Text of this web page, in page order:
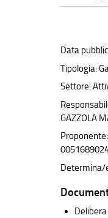
Data
Tipologia:
Settore:
GAZZOLA
Determina/